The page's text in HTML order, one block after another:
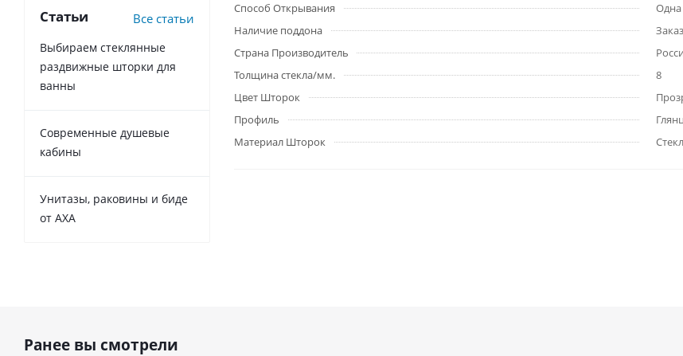
Способ Открывания
Одна
Наличие поддона
Страна Производитель
Толщина стекла/мм.
8
Цвет Шторок
Профиль
Материал Шторок
Статьи Все статьи
Выбираем стеклянные
раздвижные шторки для
ванны
Современные душевые
кабины
Унитазы, раковины и биде
от AXA
Ранее вы смотрели